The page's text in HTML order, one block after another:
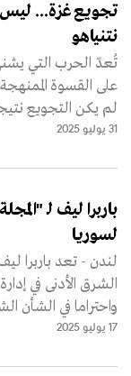
تجويع غزة...
نتنياهو
تُعدّ الحرب التي
على القسوة
لم يكن التجويع
31 يوليو 2025
باربرا ليف لـ
لسوريا
لندن - تعد باربرا
الشرق الأدنى في
واحتراما في الشأن
17 يوليو 2025